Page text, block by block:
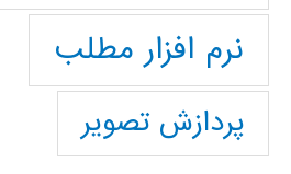
نرم افزار مطلب
پردازش تصویر